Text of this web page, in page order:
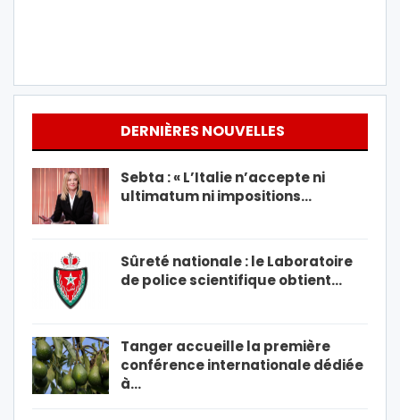
DERNIÈRES NOUVELLES
Sebta : « L’Italie n’accepte ni
ultimatum ni impositions…
Sûreté nationale : le Laboratoire
de police scientifique obtient…
Tanger accueille la première
conférence internationale dédiée
à…